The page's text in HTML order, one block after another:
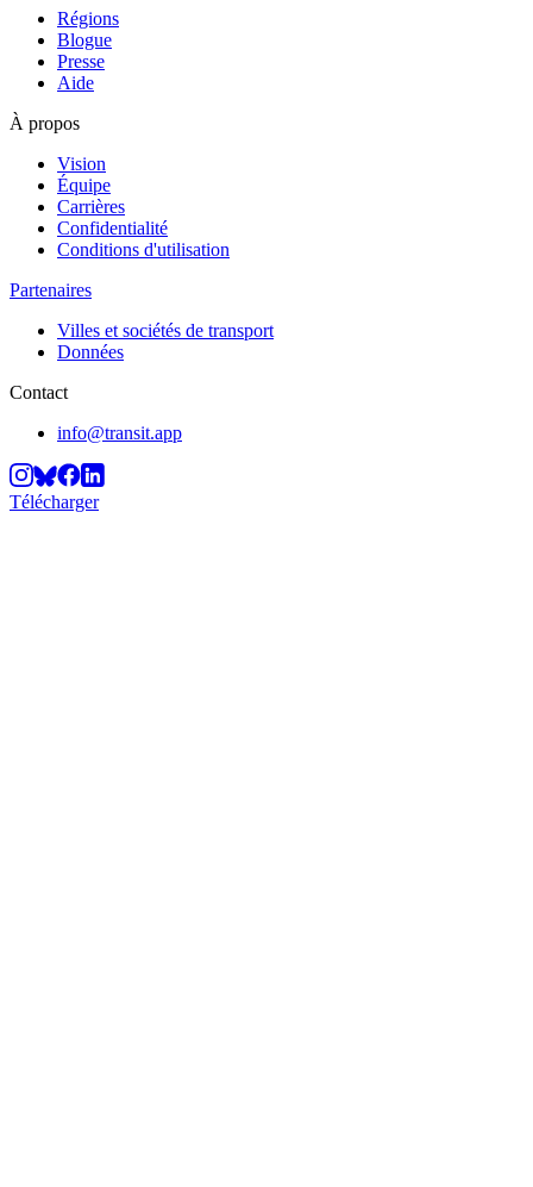
Régions
Blogue
Presse
Aide
À propos
Vision
Équipe
Carrières
Confidentialité
Conditions d'utilisation
Partenaires
Villes et sociétés de transport
Données
Contact
info@transit.app
Télécharger